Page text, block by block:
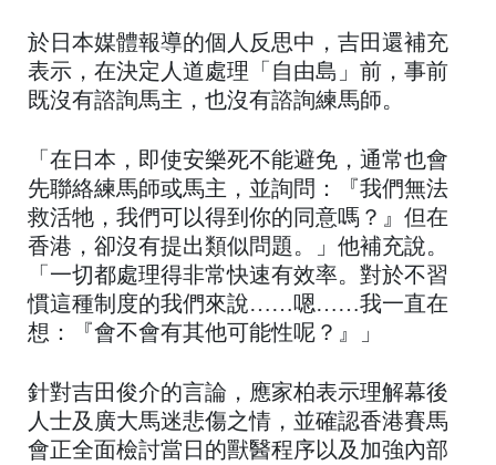
於日本媒體報導的個人反思中，吉田還補充
表示，在決定人道處理「自由島」前，事前
既沒有諮詢馬主，也沒有諮詢練馬師。
「在日本，即使安樂死不能避免，通常也會
先聯絡練馬師或馬主，並詢問：『我們無法
救活牠，我們可以得到你的同意嗎？』但在
香港，卻沒有提出類似問題。」他補充說。
「一切都處理得非常快速有效率。對於不習
慣這種制度的我們來說……嗯……我一直在
想：『會不會有其他可能性呢？』」
針對吉田俊介的言論，應家柏表示理解幕後
人士及廣大馬迷悲傷之情，並確認香港賽馬
會正全面檢討當日的獸醫程序以及加強內部